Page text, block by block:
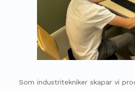
Som industritekniker skapar vi